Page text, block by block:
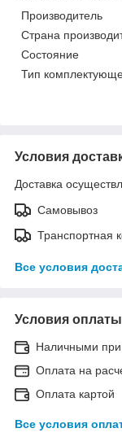
Производитель
Страна
Состояние
Тип
Условия
Доставка
Самовывоз
Транспортная
Все условия
Условия оплаты
Наличными
Оплата на
Оплата картой
Все условия